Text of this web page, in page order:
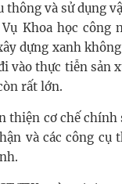
thông và sử dụng
Khoa học công
dựng xanh
vào thực tiễn sản
rất lớn.
thiện cơ chế chính
và các công cụ